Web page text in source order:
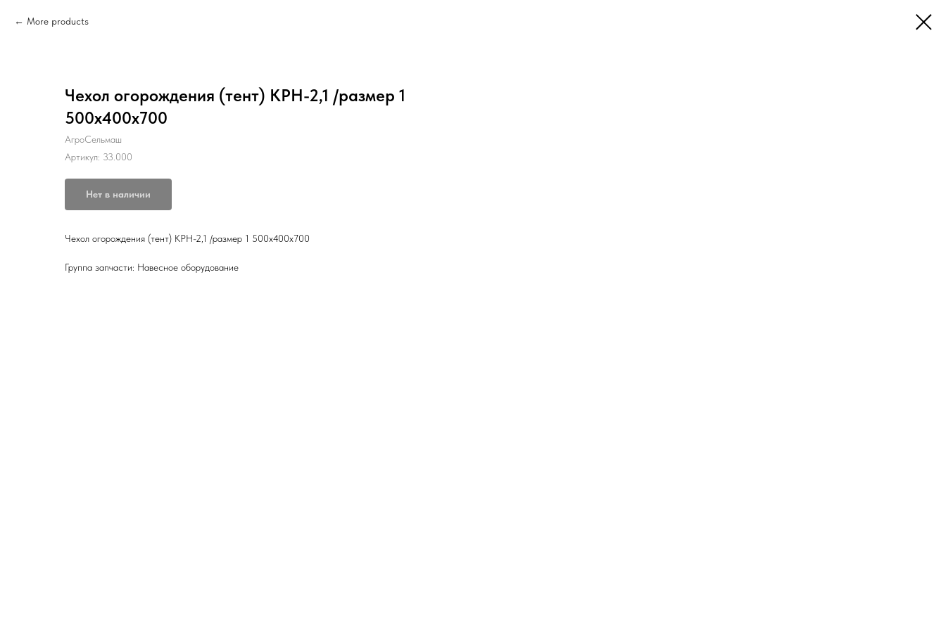
More products
Чехол огорождения (тент) КРН-2,1 /размер 1
500х400х700
АгроСельмаш
Артикул: 33.000
Нет в наличии
Чехол огорождения (тент) КРН-2,1 /размер 1 500х400х700
Группа запчасти: Навесное оборудование